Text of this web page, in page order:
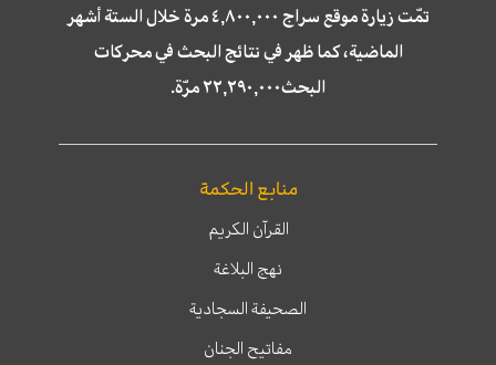
تمّت زيارة موقع سراج ٤,٨٠٠,٠٠٠ مرة خلال الستة أشهر
الماضية، كما ظهر في نتائج البحث في محركات
البحث٢٢,٢٩٠,٠٠٠ مرّة.
منابع الحكمة
القرآن الكريم
نهج البلاغة
الصحيفة السجادية
مفاتيح الجنان